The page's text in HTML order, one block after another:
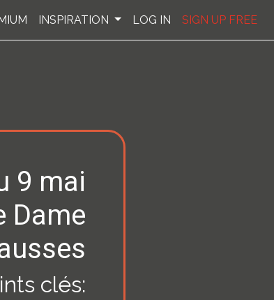
INSPIRATION LOG IN SIGN UP FREE
9 mai
Dame
clés: